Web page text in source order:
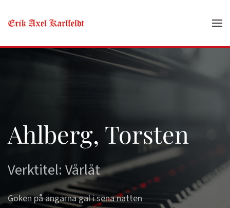
Skip to main content
Ahlberg, Torsten
Verktitel: Vårlåt
Göken på ängarna gal i sena natten